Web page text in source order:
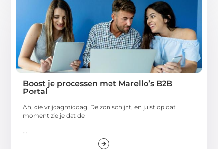
Boost je processen met Marello’s B2B
Portal
Ah, die vrijdagmiddag. De zon schijnt, en juist op dat
moment zie je dat de
...